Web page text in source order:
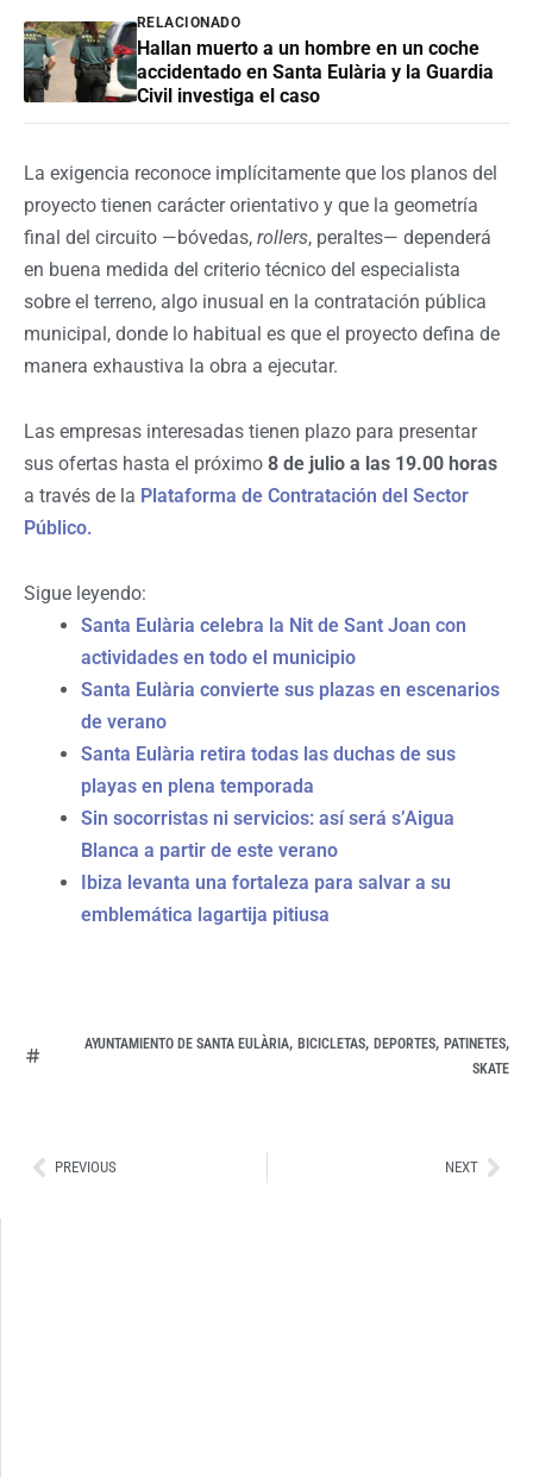
RELACIONADO
Hallan muerto a un hombre en un coche
accidentado en Santa Eulària y la Guardia
Civil investiga el caso
La exigencia reconoce implícitamente que los planos del
proyecto tienen carácter orientativo y que la geometría
final del circuito —bóvedas, rollers, peraltes— dependerá
en buena medida del criterio técnico del especialista
sobre el terreno, algo inusual en la contratación pública
municipal, donde lo habitual es que el proyecto defina de
manera exhaustiva la obra a ejecutar.
Las empresas interesadas tienen plazo para presentar
sus ofertas hasta el próximo 8 de julio a las 19.00 horas
a través de la Plataforma de Contratación del Sector
Público.
Sigue leyendo:
Santa Eulària celebra la Nit de Sant Joan con
actividades en todo el municipio
Santa Eulària convierte sus plazas en escenarios
de verano
Santa Eulària retira todas las duchas de sus
playas en plena temporada
Sin socorristas ni servicios: así será s’Aigua
Blanca a partir de este verano
Ibiza levanta una fortaleza para salvar a su
emblemática lagartija pitiusa
AYUNTAMIENTO DE SANTA EULÀRIA, BICICLETAS, DEPORTES, PATINETES,
SKATE
AntPREVIOUS NEXT